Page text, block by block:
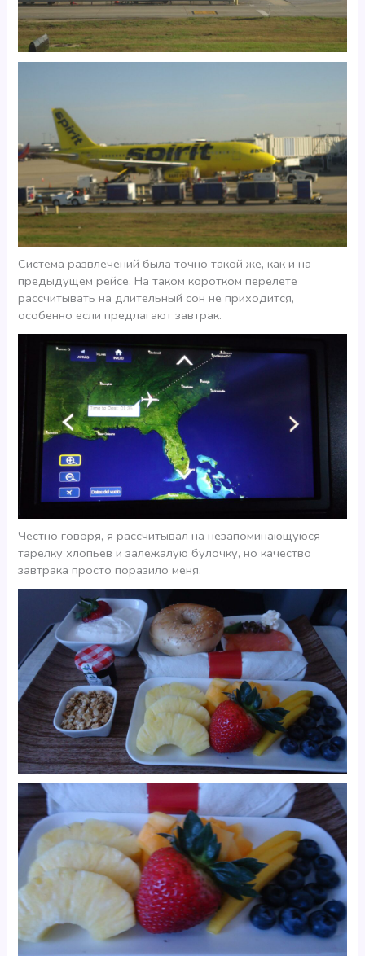
Система развлечений была точно такой же, как и на
предыдущем рейсе. На таком коротком перелете
рассчитывать на длительный сон не приходится,
особенно если предлагают завтрак.
Честно говоря, я рассчитывал на незапоминающуюся
тарелку хлопьев и залежалую булочку, но качество
завтрака просто поразило меня.